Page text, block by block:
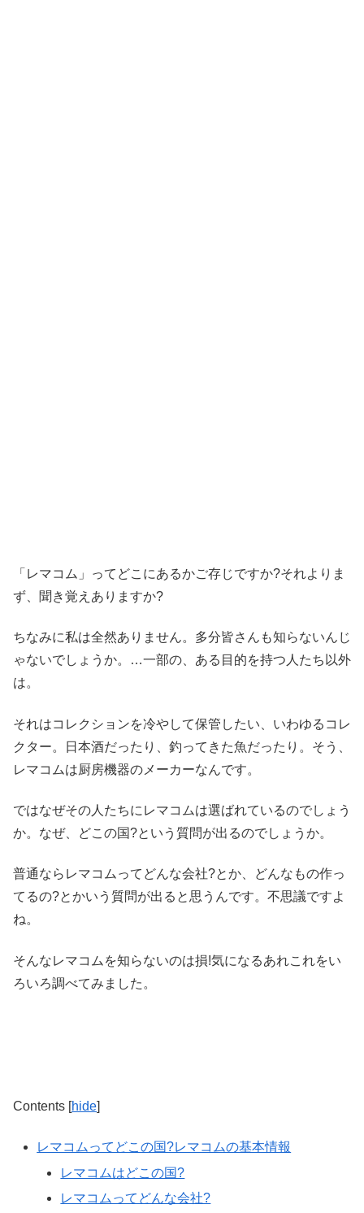
「レマコム」ってどこにあるかご存じですか?それよりま
ず、聞き覚えありますか?
ちなみに私は全然ありません。多分皆さんも知らないんじ
ゃないでしょうか。…一部の、ある目的を持つ人たち以外
は。
それはコレクションを冷やして保管したい、いわゆるコレ
クター。日本酒だったり、釣ってきた魚だったり。そう、
レマコムは厨房機器のメーカーなんです。
ではなぜその人たちにレマコムは選ばれているのでしょう
か。なぜ、どこの国?という質問が出るのでしょうか。
普通ならレマコムってどんな会社?とか、どんなもの作っ
てるの?とかいう質問が出ると思うんです。不思議ですよ
ね。
そんなレマコムを知らないのは損!気になるあれこれをい
ろいろ調べてみました。
Contents [hide]
レマコムってどこの国?レマコムの基本情報
レマコムはどこの国?
レマコムってどんな会社?